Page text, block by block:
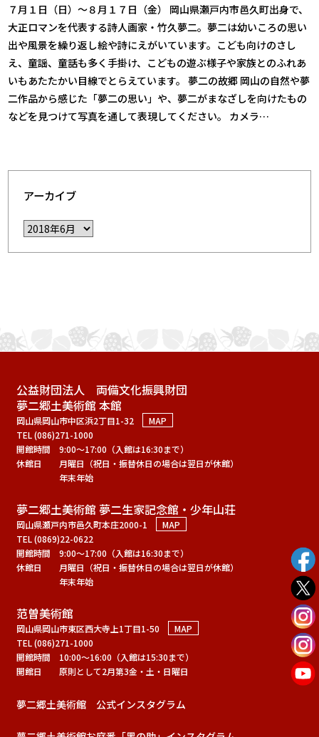
７月１日（日）～８月１７日（金） 岡山県瀬戸内市邑久町出身で、
大正ロマンを代表する詩人画家・竹久夢二。夢二は幼いころの思い
出や風景を繰り返し絵や詩にえがいています。こども向けのさし
え、童謡、童話も多く手掛け、こどもの遊ぶ様子や家族とのふれあ
いもあたたかい目線でとらえています。 夢二の故郷 岡山の自然や夢
二作品から感じた「夢二の思い」や、夢二がまなざしを向けたもの
などを見つけて写真を通して表現してください。 カメラ…
アーカイブ
公益財団法人 両備文化振興財団
夢二郷土美術館 本館
岡山県岡山市中区浜2丁目1-32
MAP
TEL (086)271-1000
開館時間
9:00～17:00（入館は16:30まで）
休館日
月曜日（祝日・振替休日の場合は翌日が休館）
年末年始
夢二郷土美術館 夢二生家記念館・少年山荘
岡山県瀬戸内市邑久町本庄2000-1
MAP
TEL (0869)22-0622
開館時間
9:00～17:00（入館は16:30まで）
休館日
月曜日（祝日・振替休日の場合は翌日が休館）
年末年始
范曽美術館
岡山県岡山市東区西大寺上1丁目1-50
MAP
TEL (086)271-1000
開館時間
10:00～16:00（入館は15:30まで）
開館日
原則として2月第3金・土・日曜日
夢二郷土美術館 公式インスタグラム